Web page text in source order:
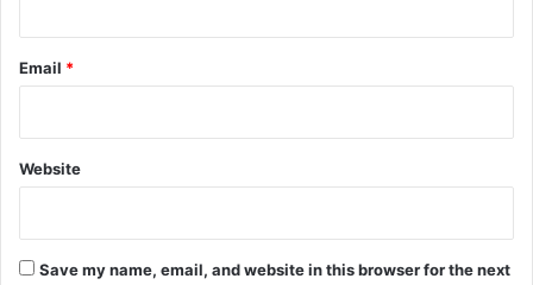
Email *
Website
Save my name, email, and website in this browser for the next